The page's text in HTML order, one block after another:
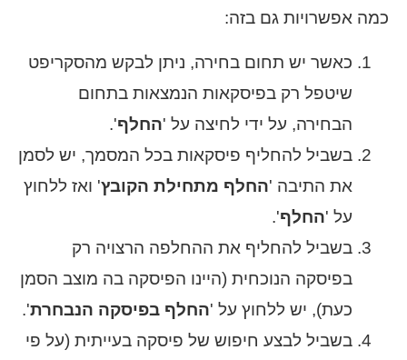
כמה אפשרויות גם בזה:
כאשר יש תחום בחירה, ניתן לבקש מהסקריפט
שיטפל רק בפיסקאות הנמצאות בתחום
הבחירה, על ידי לחיצה על 'החלף'.
בשביל להחליף פיסקאות בכל המסמך, יש לסמן
את התיבה 'החלף מתחילת הקובץ' ואז ללחוץ
על 'החלף'.
בשביל להחליף את ההחלפה הרצויה רק
בפיסקה הנוכחית (היינו הפיסקה בה מוצב הסמן
כעת), יש ללחוץ על 'החלף בפיסקה הנבחרת'.
בשביל לבצע חיפוש של פיסקה בעייתית (על פי